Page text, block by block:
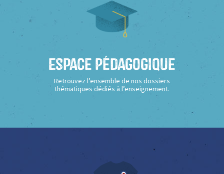
Espace Pédagogique
Retrouvez l’ensemble de nos dossiers
thématiques dédiés à l’enseignement.